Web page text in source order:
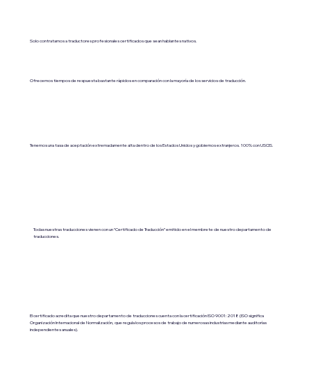
Solo contratamos a traductores profesionales certificados que sean hablantes nativos.
Ofrecemos tiempos de respuesta bastante rápidos en comparación con la mayoría de los servicios de traducción.
Tenemos una tasa de aceptación extremadamente alta dentro de los Estados Unidos y gobiernos extranjeros. 100% con USCIS.
Todas nuestras traducciones vienen con un “Certificado de Traducción” emitido en el membrete de nuestro departamento de
traducciones.
El certificado acredita que nuestro departamento de traducciones cuenta con la certificación ISO 9001:2018 (ISO significa
Organización Internacional de Normalización, que regula los procesos de trabajo de numerosas industrias mediante auditorías
independientes anuales).